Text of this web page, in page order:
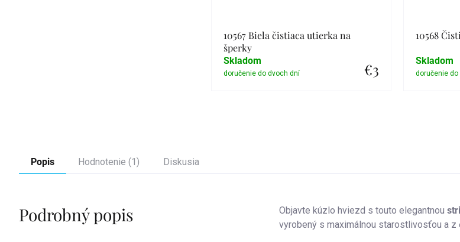
10567 Biela čistiaca utierka na
šperky
€3
Skladom
10568
Skladom
Popis Hodnotenie (1) Diskusia
Podrobný popis Objavte kúzlo hviezd s touto elegantnou
vyrobený s maximálnou starostlivosťou a